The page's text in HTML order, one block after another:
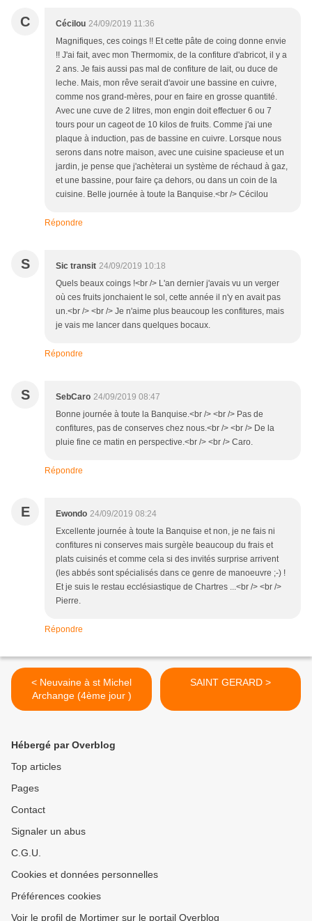
C Cécilou 24/09/2019 11:36
Magnifiques, ces coings !! Et cette pâte de coing donne envie
!! J'ai fait, avec mon Thermomix, de la confiture d'abricot, il y a
2 ans. Je fais aussi pas mal de confiture de lait, ou duce de
leche. Mais, mon rêve serait d'avoir une bassine en cuivre,
comme nos grand-mères, pour en faire en grosse quantité.
Avec une cuve de 2 litres, mon engin doit effectuer 6 ou 7
tours pour un cageot de 10 kilos de fruits. Comme j'ai une
plaque à induction, pas de bassine en cuivre. Lorsque nous
serons dans notre maison, avec une cuisine spacieuse et un
jardin, je pense que j'achèterai un système de réchaud à gaz,
et une bassine, pour faire ça dehors, ou dans un coin de la
cuisine. Belle journée à toute la Banquise.<br /> Cécilou
Répondre
S Sic transit 24/09/2019 10:18
Quels beaux coings !<br /> L'an dernier j'avais vu un verger
où ces fruits jonchaient le sol, cette année il n'y en avait pas
un.<br /> <br /> Je n'aime plus beaucoup les confitures, mais
je vais me lancer dans quelques bocaux.
Répondre
S SebCaro 24/09/2019 08:47
Bonne journée à toute la Banquise.<br /> <br /> Pas de
confitures, pas de conserves chez nous.<br /> <br /> De la
pluie fine ce matin en perspective.<br /> <br /> Caro.
Répondre
E Ewondo 24/09/2019 08:24
Excellente journée à toute la Banquise et non, je ne fais ni
confitures ni conserves mais surgèle beaucoup du frais et
plats cuisinés et comme cela si des invités surprise arrivent
(les abbés sont spécialisés dans ce genre de manoeuvre ;-) !
Et je suis le restau ecclésiastique de Chartres ...<br /> <br />
Pierre.
Répondre
< Neuvaine à st Michel
Archange (4ème jour )
SAINT GERARD >
Hébergé par Overblog
Top articles
Pages
Contact
Signaler un abus
C.G.U.
Cookies et données personnelles
Préférences cookies
Voir le profil de Mortimer sur le portail Overblog